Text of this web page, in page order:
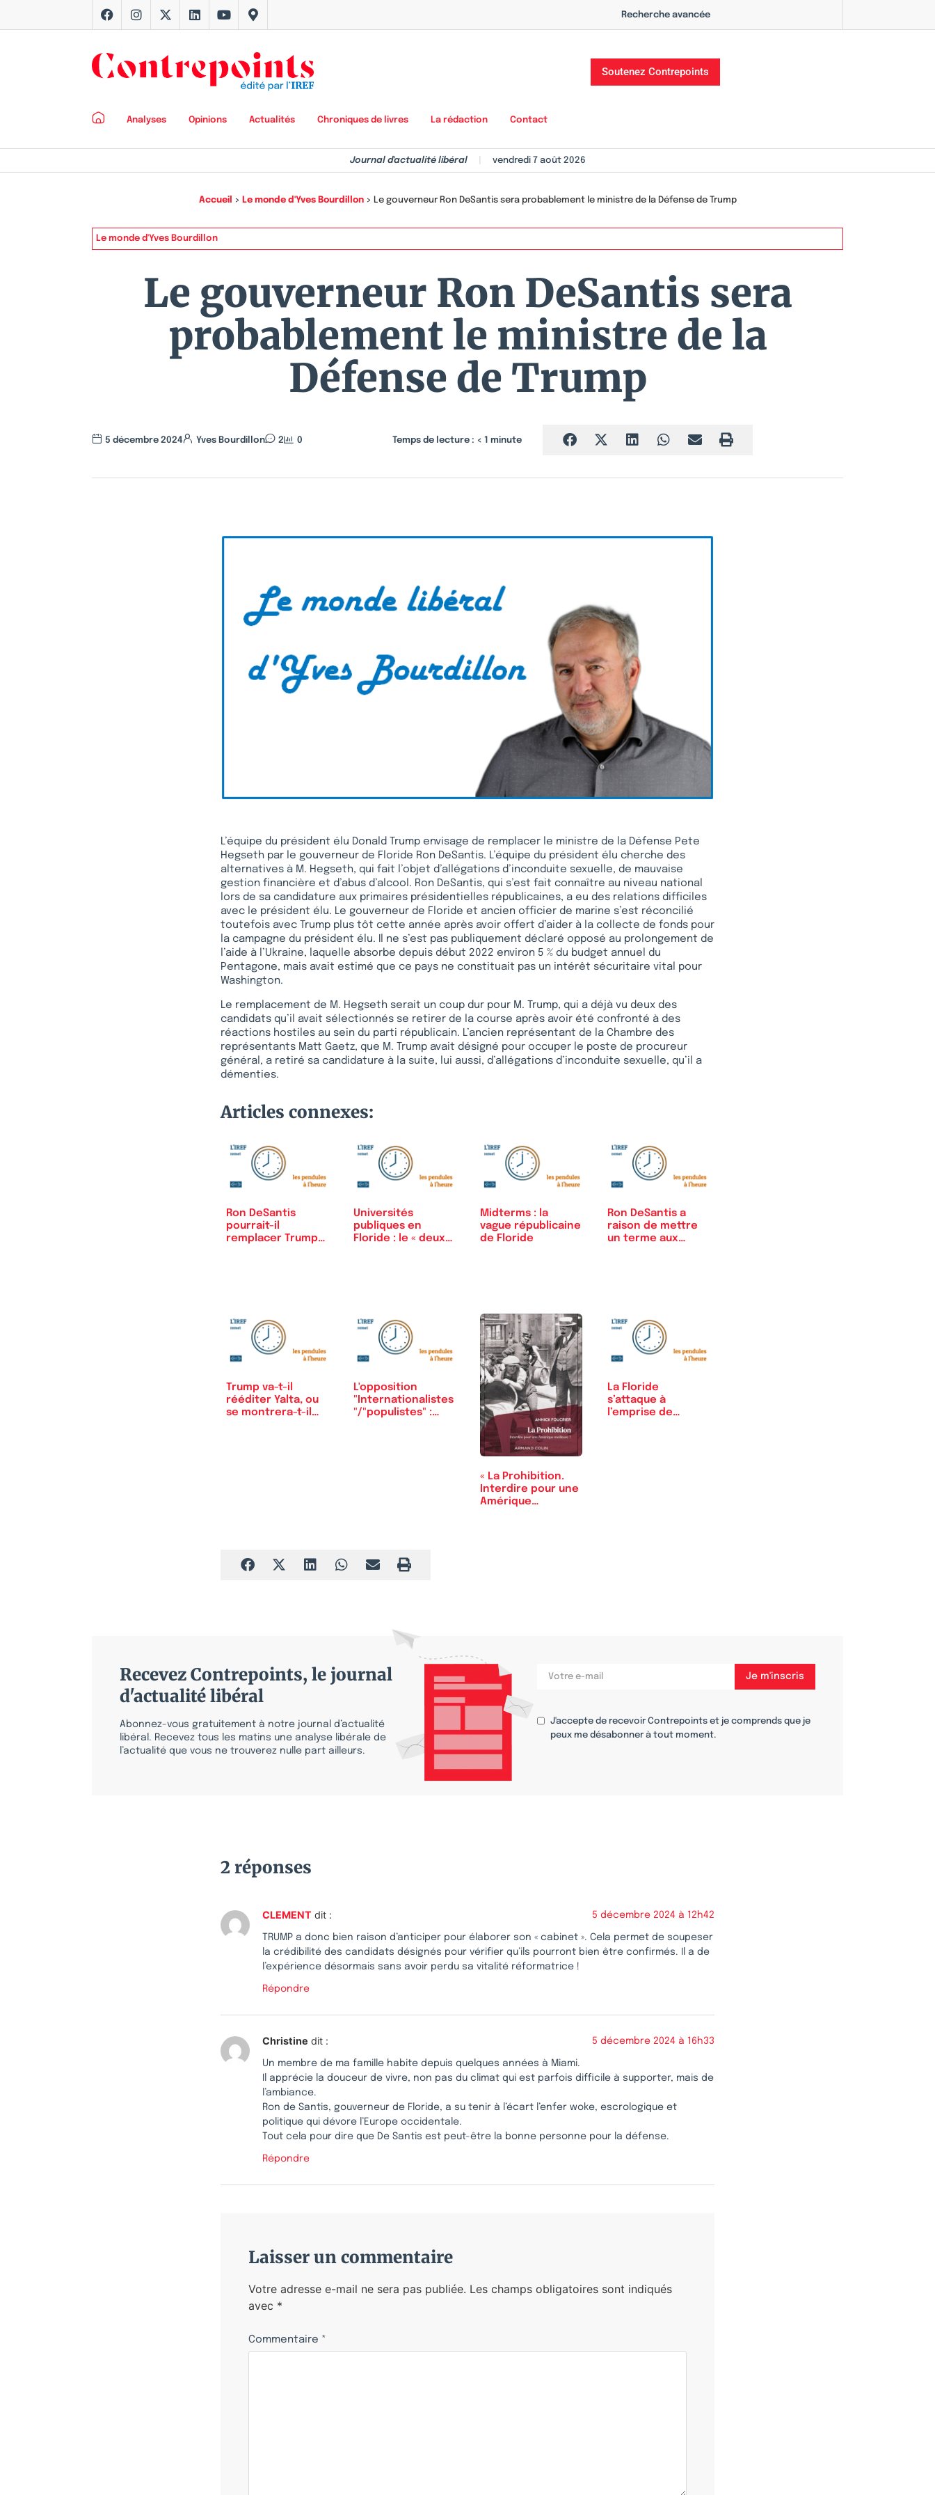
Recherche avancée
Soutenez Contrepoints
Analyses Opinions Actualités Chroniques de livres La rédaction Contact
Journal d'actualité libéral vendredi 7 août 2026
Accueil > Le monde d'Yves Bourdillon> Le gouverneur Ron DeSantis sera probablement le ministre de la Défense de Trump
Le monde d'Yves Bourdillon
Le gouverneur Ron DeSantis sera
probablement le ministre de la
Défense de Trump
5 décembre 2024 Yves Bourdillon 2 0 Temps de lecture : < 1 minute
L’équipe du président élu Donald Trump envisage de remplacer le ministre de la Défense Pete
Hegseth par le gouverneur de Floride Ron DeSantis. L’équipe du président élu cherche des
alternatives à M. Hegseth, qui fait l’objet d’allégations d’inconduite sexuelle, de mauvaise
gestion financière et d’abus d’alcool. Ron DeSantis, qui s’est fait connaître au niveau national
lors de sa candidature aux primaires présidentielles républicaines, a eu des relations difficiles
avec le président élu. Le gouverneur de Floride et ancien officier de marine s’est réconcilié
toutefois avec Trump plus tôt cette année après avoir offert d’aider à la collecte de fonds pour
la campagne du président élu. Il ne s’est pas publiquement déclaré opposé au prolongement de
l’aide à l’Ukraine, laquelle absorbe depuis début 2022 environ 5 % du budget annuel du
Pentagone, mais avait estimé que ce pays ne constituait pas un intérêt sécuritaire vital pour
Washington.
Le remplacement de M. Hegseth serait un coup dur pour M. Trump, qui a déjà vu deux des
candidats qu’il avait sélectionnés se retirer de la course après avoir été confronté à des
réactions hostiles au sein du parti républicain. L’ancien représentant de la Chambre des
représentants Matt Gaetz, que M. Trump avait désigné pour occuper le poste de procureur
général, a retiré sa candidature à la suite, lui aussi, d’allégations d’inconduite sexuelle, qu’il a
démenties.
Articles connexes:
Ron DeSantis
pourrait-il
remplacer Trump
Universités
publiques en
Floride : le « deux
Midterms : la
vague républicaine
de Floride
Ron DeSantis a
raison de mettre
un terme aux…
Trump va-t-il
rééditer Yalta, ou
se montrera-t-il…
L'opposition
"Internationalistes
"/"populistes" :
« La Prohibition.
Interdire pour une
Amérique…
La Floride
s’attaque à
l’emprise de
Recevez Contrepoints, le journal
d'actualité libéral
Abonnez-vous gratuitement à notre journal d’actualité
libéral. Recevez tous les matins une analyse libérale de
l’actualité que vous ne trouverez nulle part ailleurs.
J'accepte de recevoir Contrepoints et je comprends que je
peux me désabonner à tout moment.
2 réponses
CLEMENT dit : 5 décembre 2024 à 12h42
TRUMP a donc bien raison d’anticiper pour élaborer son « cabinet ». Cela permet de soupeser
la crédibilité des candidats désignés pour vérifier qu’ils pourront bien être confirmés. Il a de
l’expérience désormais sans avoir perdu sa vitalité réformatrice !
Répondre
Christine dit : 5 décembre 2024 à 16h33
Un membre de ma famille habite depuis quelques années à Miami.
Il apprécie la douceur de vivre, non pas du climat qui est parfois difficile à supporter, mais de
l’ambiance.
Ron de Santis, gouverneur de Floride, a su tenir à l’écart l’enfer woke, escrologique et
politique qui dévore l’Europe occidentale.
Tout cela pour dire que De Santis est peut-être la bonne personne pour la défense.
Répondre
Laisser un commentaire
Votre adresse e-mail ne sera pas publiée. Les champs obligatoires sont indiqués
avec *
Commentaire *